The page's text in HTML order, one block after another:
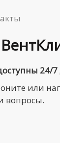
24/7
или
вопросы.